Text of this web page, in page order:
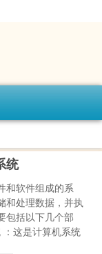
统
和软件组成的系
和处理数据，并执
包括以下几个部
这是计算机系统